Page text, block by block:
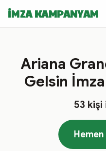
İMZA KAMPANYAM
Ariana
Gelsin
53 kişi